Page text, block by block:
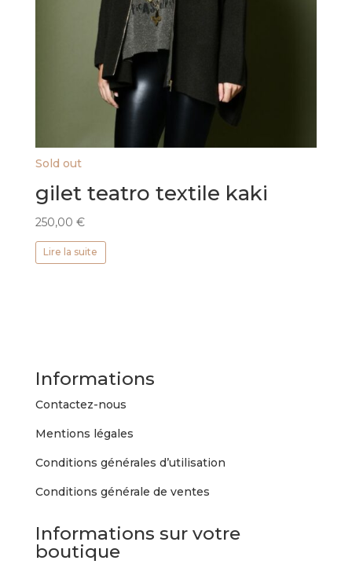
Sold out
gilet teatro textile kaki
250,00 €
Lire la suite
Informations
Contactez-nous
Mentions légales
Conditions générales d’utilisation
Conditions générale de ventes
Informations sur votre
boutique